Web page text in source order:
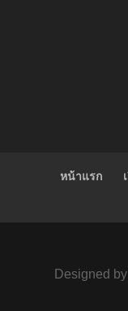
หน้าแรก
Designed by